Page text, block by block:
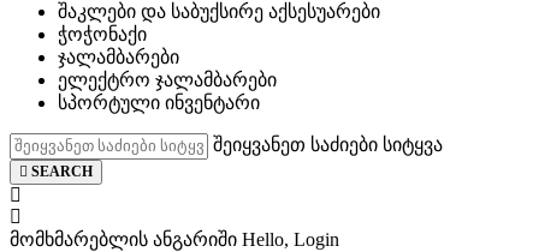
შაკლები და საბუქსირე აქსესუარები
ჭოჭონაქი
ჯალამბარები
ელექტრო ჯალამბარები
სპორტული ინვენტარი
შეიყვანეთ საძიები სიტყვა
SEARCH
მომხმარებლის ანგარიში Hello, Login